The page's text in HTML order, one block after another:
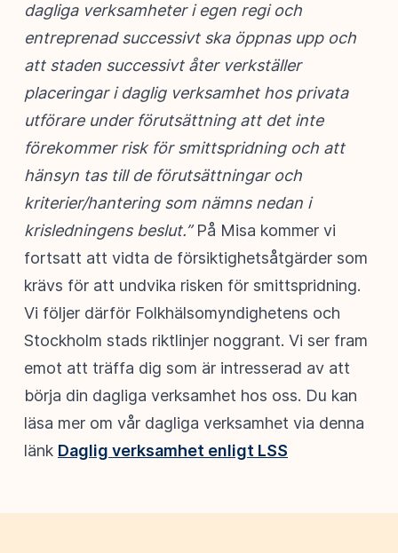
dagliga verksamheter i egen regi och
entreprenad successivt ska öppnas upp och
att staden successivt åter verkställer
placeringar i daglig verksamhet hos privata
utförare under förutsättning att det inte
förekommer risk för smittspridning och att
hänsyn tas till de förutsättningar och
kriterier/hantering som nämns nedan i
krisledningens beslut.” På Misa kommer vi
fortsatt att vidta de försiktighetsåtgärder som
krävs för att undvika risken för smittspridning.
Vi följer därför Folkhälsomyndighetens och
Stockholm stads riktlinjer noggrant. Vi ser fram
emot att träffa dig som är intresserad av att
börja din dagliga verksamhet hos oss. Du kan
läsa mer om vår dagliga verksamhet via denna
länk Daglig verksamhet enligt LSS